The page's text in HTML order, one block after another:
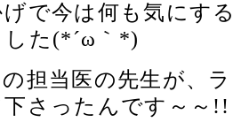
で今は何も気にす
した(*´ω｀*)
担当医の先生が、
さったんです～～!!